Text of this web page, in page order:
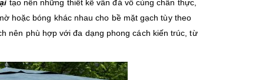
tạo nên những thiết kế vân đá vô cùng chân thực,
mờ hoặc bóng khác nhau cho bề mặt gạch tùy theo
nên phù hợp với đa dạng phong cách kiến trúc, từ